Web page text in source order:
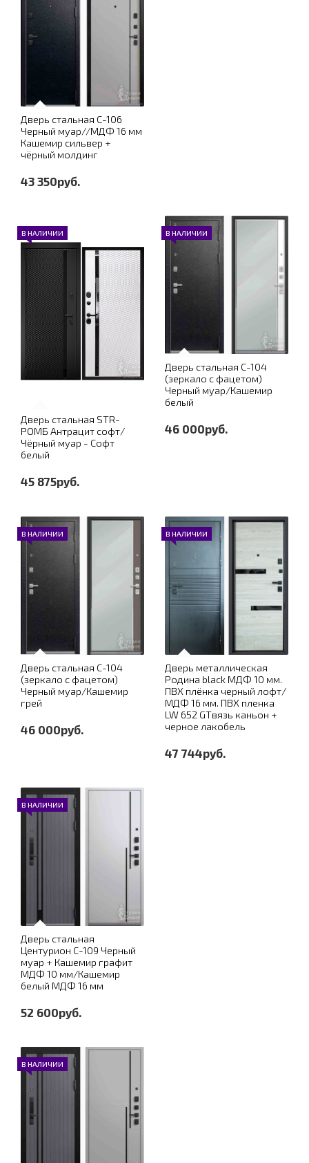
Дверь стальная С-106
Черный муар//МДФ 16 мм
Кашемир сильвер +
чёрный молдинг
43 350руб.
В НАЛИЧИИ
Дверь стальная STR-
РОМБ Антрацит софт/
Чёрный муар - Софт
белый
45 875руб.
В НАЛИЧИИ
Дверь стальная С-104
(зеркало с фацетом)
Черный муар/Кашемир
белый
46 000руб.
В НАЛИЧИИ
Дверь стальная С-104
(зеркало с фацетом)
Черный муар/Кашемир
грей
46 000руб.
В НАЛИЧИИ
Дверь металлическая
Родина black МДФ 10 мм.
ПВХ плёнка черный лофт/
МДФ 16 мм. ПВХ пленка
LW 652 GTвязь каньон +
черное лакобель
47 744руб.
В НАЛИЧИИ
Дверь стальная
Центурион С-109 Черный
муар + Кашемир графит
МДФ 10 мм/Кашемир
белый МДФ 16 мм
52 600руб.
В НАЛИЧИИ